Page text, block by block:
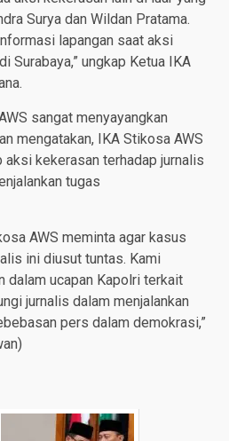
Surya dan Wildan Pratama.
lapangan saat aksi
Surabaya,” ungkap Ketua IKA
sangat menyayangkan
mengatakan, IKA Stikosa AWS
kekerasan terhadap jurnalis
tugas
AWS meminta agar kasus
ini diusut tuntas. Kami
dalam ucapan Kapolri terkait
jurnalis dalam menjalankan
pers dalam demokrasi,”